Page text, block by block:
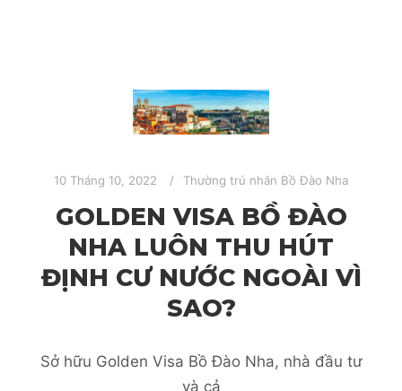
10 Tháng 10, 2022 Thường trú nhân Bồ Đào Nha
GOLDEN VISA BỒ ĐÀO
NHA LUÔN THU HÚT
ĐỊNH CƯ NƯỚC NGOÀI VÌ
SAO?
Sở hữu Golden Visa Bồ Đào Nha, nhà đầu tư
và cả